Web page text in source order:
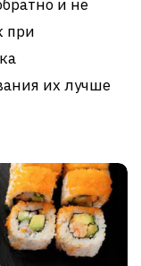
и не
при
их лучше